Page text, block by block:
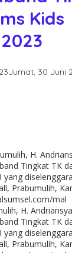
Kids
Jumat, 30 Juni
H.
Tingkat TK
Prabumulih,